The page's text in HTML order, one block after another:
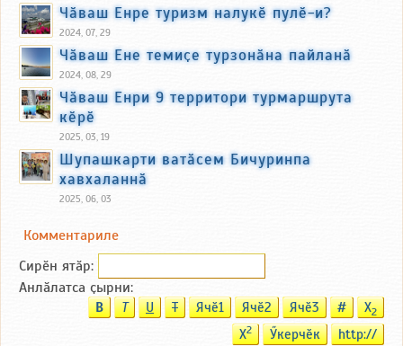
Чӑваш Енре туризм налукӗ пулӗ-и?
2024, 07, 29
Чӑваш Ене темиҫе турзонӑна пайланӑ
2024, 08, 29
Чӑваш Енри 9 территори турмаршрута
кӗрӗ
2025, 03, 19
Шупашкарти ватӑсем Бичуринпа
хавхаланнӑ
2025, 06, 03
Комментариле
Сирӗн ятӑp:
Анлӑлатса ҫырни:
B T U T Ячӗ1 Ячӗ2 Ячӗ3 # X2
X2 Ӳкерчӗк http://